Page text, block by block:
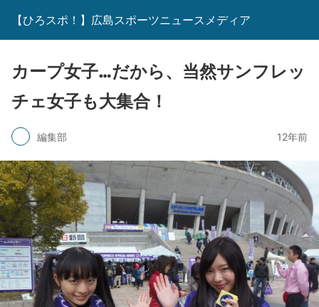
【ひろスポ！】広島スポーツニュースメディア
カープ女子…だから、当然サンフレッ
チェ女子も大集合！
編集部 12年前